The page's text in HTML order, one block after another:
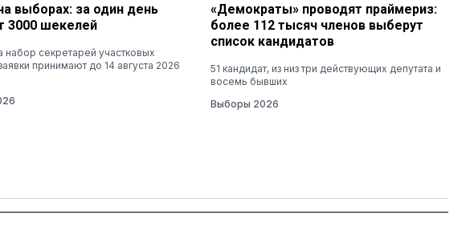
выборах: за один день
3000 шекелей
набор секретарей участковых
принимают до 14 августа 2026
«Демократы» проводят праймериз:
более 112 тысяч членов выберут
список кандидатов
51 кандидат, из низ три действующих депутата и
восемь бывших
Выборы 2026